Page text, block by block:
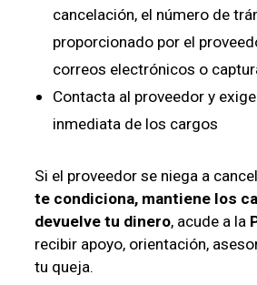
cancelación, el número de
proporcionado por el
correos electrónicos o
Contacta al proveedor y
inmediata de los cargos
Si el proveedor se niega a
te condiciona, mantiene los
devuelve tu dinero, acude a la
recibir apoyo, orientación,
tu queja.